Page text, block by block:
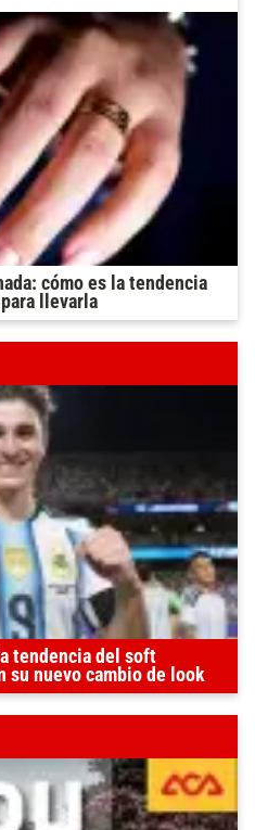
cómo es la tendencia
llevarla
tendencia del soft
su nuevo cambio de look